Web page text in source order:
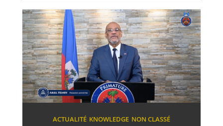
ACTUALITÉ KNOWLEDGE NON CLASSÉ